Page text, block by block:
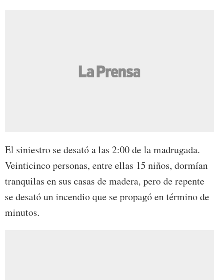
El siniestro se desató a las 2:00 de la madrugada.
Veinticinco personas, entre ellas 15 niños, dormían
tranquilas en sus casas de madera, pero de repente
se desató un incendio que se propagó en término de
minutos.